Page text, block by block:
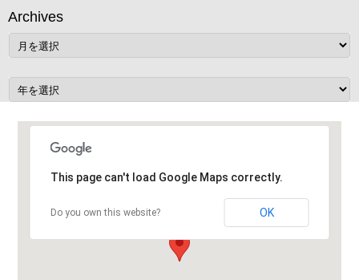
ー
シ
ョ
ン
Archives
This page can't load Google Maps correctly.
Do you own this website? OK